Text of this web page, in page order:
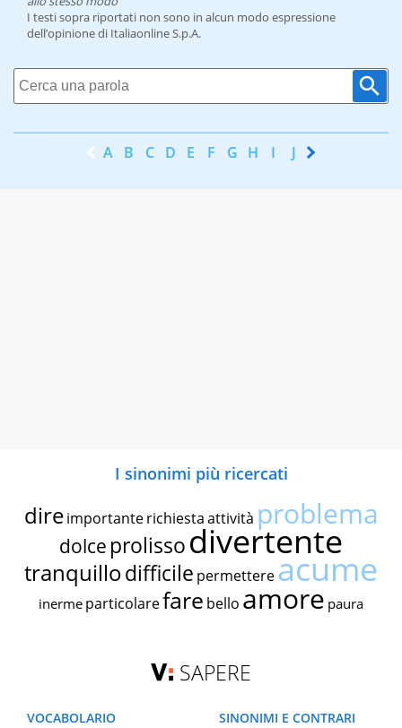
I testi sopra riportati non sono in alcun modo espressione
dell’opinione di Italiaonline S.p.A.
A B C D E F G H I J K
I sinonimi più ricercati
dire importante richiestaattività problema
dolce prolissodivertente
tranquillodifficile permettereacume
inerme particolarefare bello amore paura
SAPERE
VOCABOLARIO
SINONIMI E CONTRARI